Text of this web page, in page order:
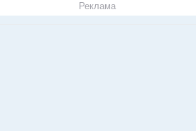
Реклама